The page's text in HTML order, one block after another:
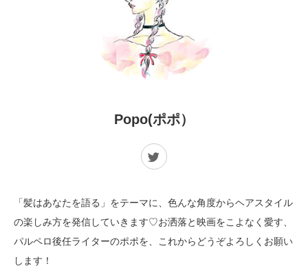
Popo(ポポ）
Twitter
「髪はあなたを語る」をテーマに、色んな角度からヘアスタイル
の楽しみ方を発信していきます♡お洒落と映画をこよなく愛す、
パルペロ後任ライターのポポを、これからどうぞよろしくお願い
します！